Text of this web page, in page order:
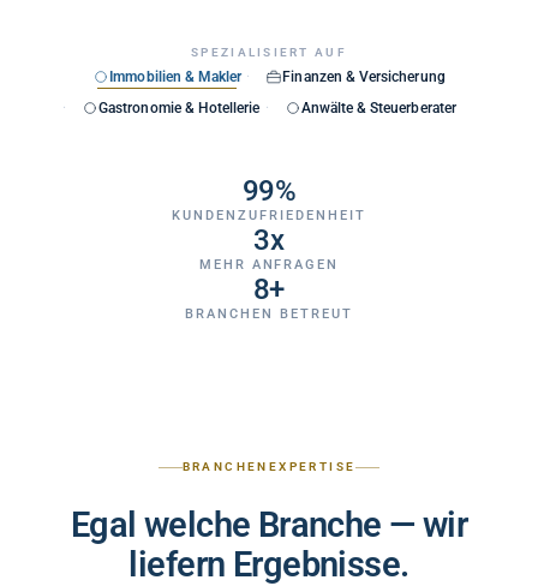
SPEZIALISIERT AUF
Immobilien & Makler
Finanzen & Versicherung
Gastronomie & Hotellerie
Anwälte & Steuerberater
99%
KUNDENZUFRIEDENHEIT
3x
MEHR ANFRAGEN
8+
BRANCHEN BETREUT
BRANCHENEXPERTISE
Egal welche Branche — wir
liefern Ergebnisse.